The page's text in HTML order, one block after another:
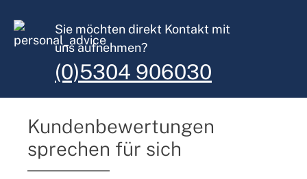
Sie möchten direkt Kontakt mit
uns aufnehmen?
(0)5304 906030
Kundenbewertungen
sprechen für sich